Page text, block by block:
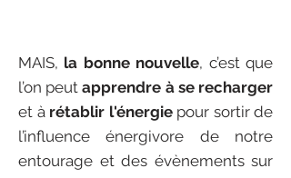
MAIS, la bonne nouvelle, c’est que
l’on peutapprendre à se recharger
et à rétablir l'énergiepour sortir de
l’influence énergivore de notre
entourage et des évènements sur